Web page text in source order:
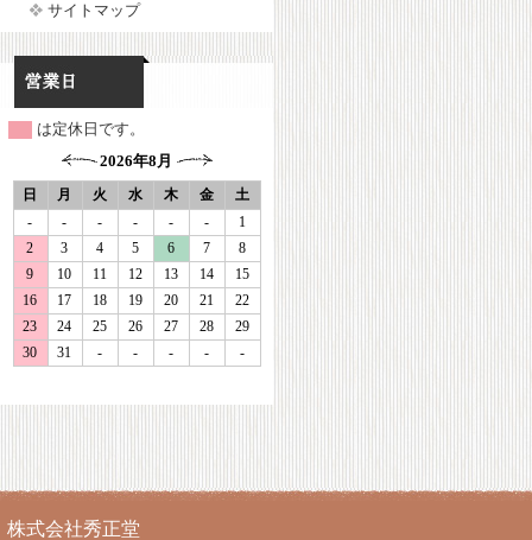
サイトマップ
は定休日です。
株式会社秀正堂